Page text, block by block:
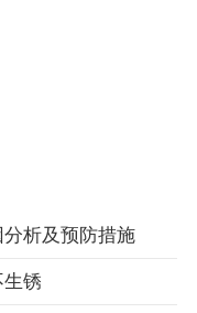
析及预防措施
锈